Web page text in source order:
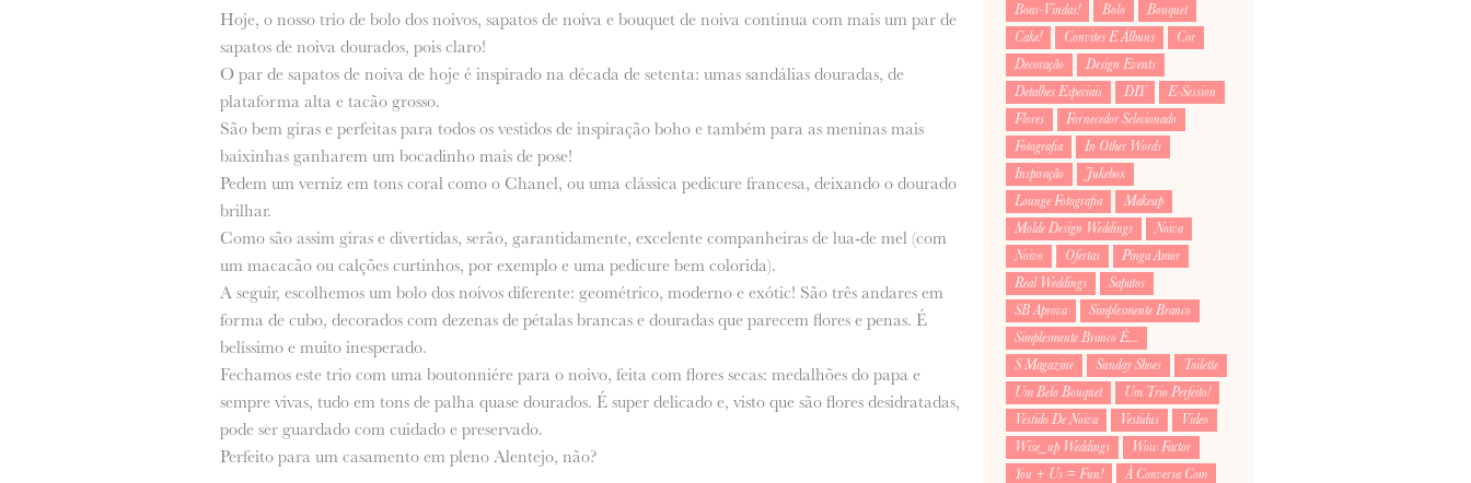
Hoje, o nosso trio de bolo dos noivos, sapatos de noiva e bouquet de noiva continua com mais um par de
sapatos de noiva dourados, pois claro!
O par de sapatos de noiva de hoje é inspirado na década de setenta: umas sandálias douradas, de
plataforma alta e tacão grosso.
São bem giras e perfeitas para todos os vestidos de inspiração boho e também para as meninas mais
baixinhas ganharem um bocadinho mais de pose!
Pedem um verniz em tons coral como o Chanel, ou uma clássica pedicure francesa, deixando o dourado
brilhar.
Como são assim giras e divertidas, serão, garantidamente, excelente companheiras de lua-de mel (com
um macacão ou calções curtinhos, por exemplo e uma pedicure bem colorida).
A seguir, escolhemos um bolo dos noivos diferente: geométrico, moderno e exótic! São três andares em
forma de cubo, decorados com dezenas de pétalas brancas e douradas que parecem flores e penas. É
belíssimo e muito inesperado.
Fechamos este trio com uma boutonniére para o noivo, feita com flores secas: medalhões do papa e
sempre vivas, tudo em tons de palha quase dourados. É super delicado e, visto que são flores desidratadas,
pode ser guardado com cuidado e preservado.
Perfeito para um casamento em pleno Alentejo, não?
Boas-Vindas!
Bolo
Bouquet
Cake!
Convites E Álbuns
Cor
Decoração
Design Events
Detalhes Especiais
DIY
E-Session
Flores
Fornecedor Selecionado
Fotografia
In Other Words
Inspiração
Jukebox
Lounge Fotografia
Makeup
Molde Design Weddings
Noiva
Noivo
Ofertas
Pinga Amor
Real Weddings
Sapatos
SB Aprova
Simplesmente Branco
Simplesmente Branco É...
S Magazine
Sunday Shoes
Toilette
Um Belo Bouquet
Um Trio Perfeito!
Vestido De Noiva
Vestidus
Video
Wise_up Weddings
Wow Factor
You + Us = Fun!
À Conversa Com